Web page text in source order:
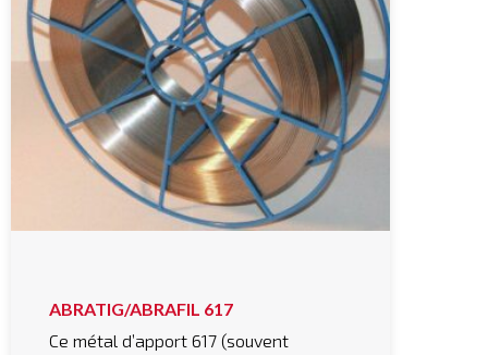
ABRATIG/ABRAFIL 617
Ce métal d’apport 617 (souvent